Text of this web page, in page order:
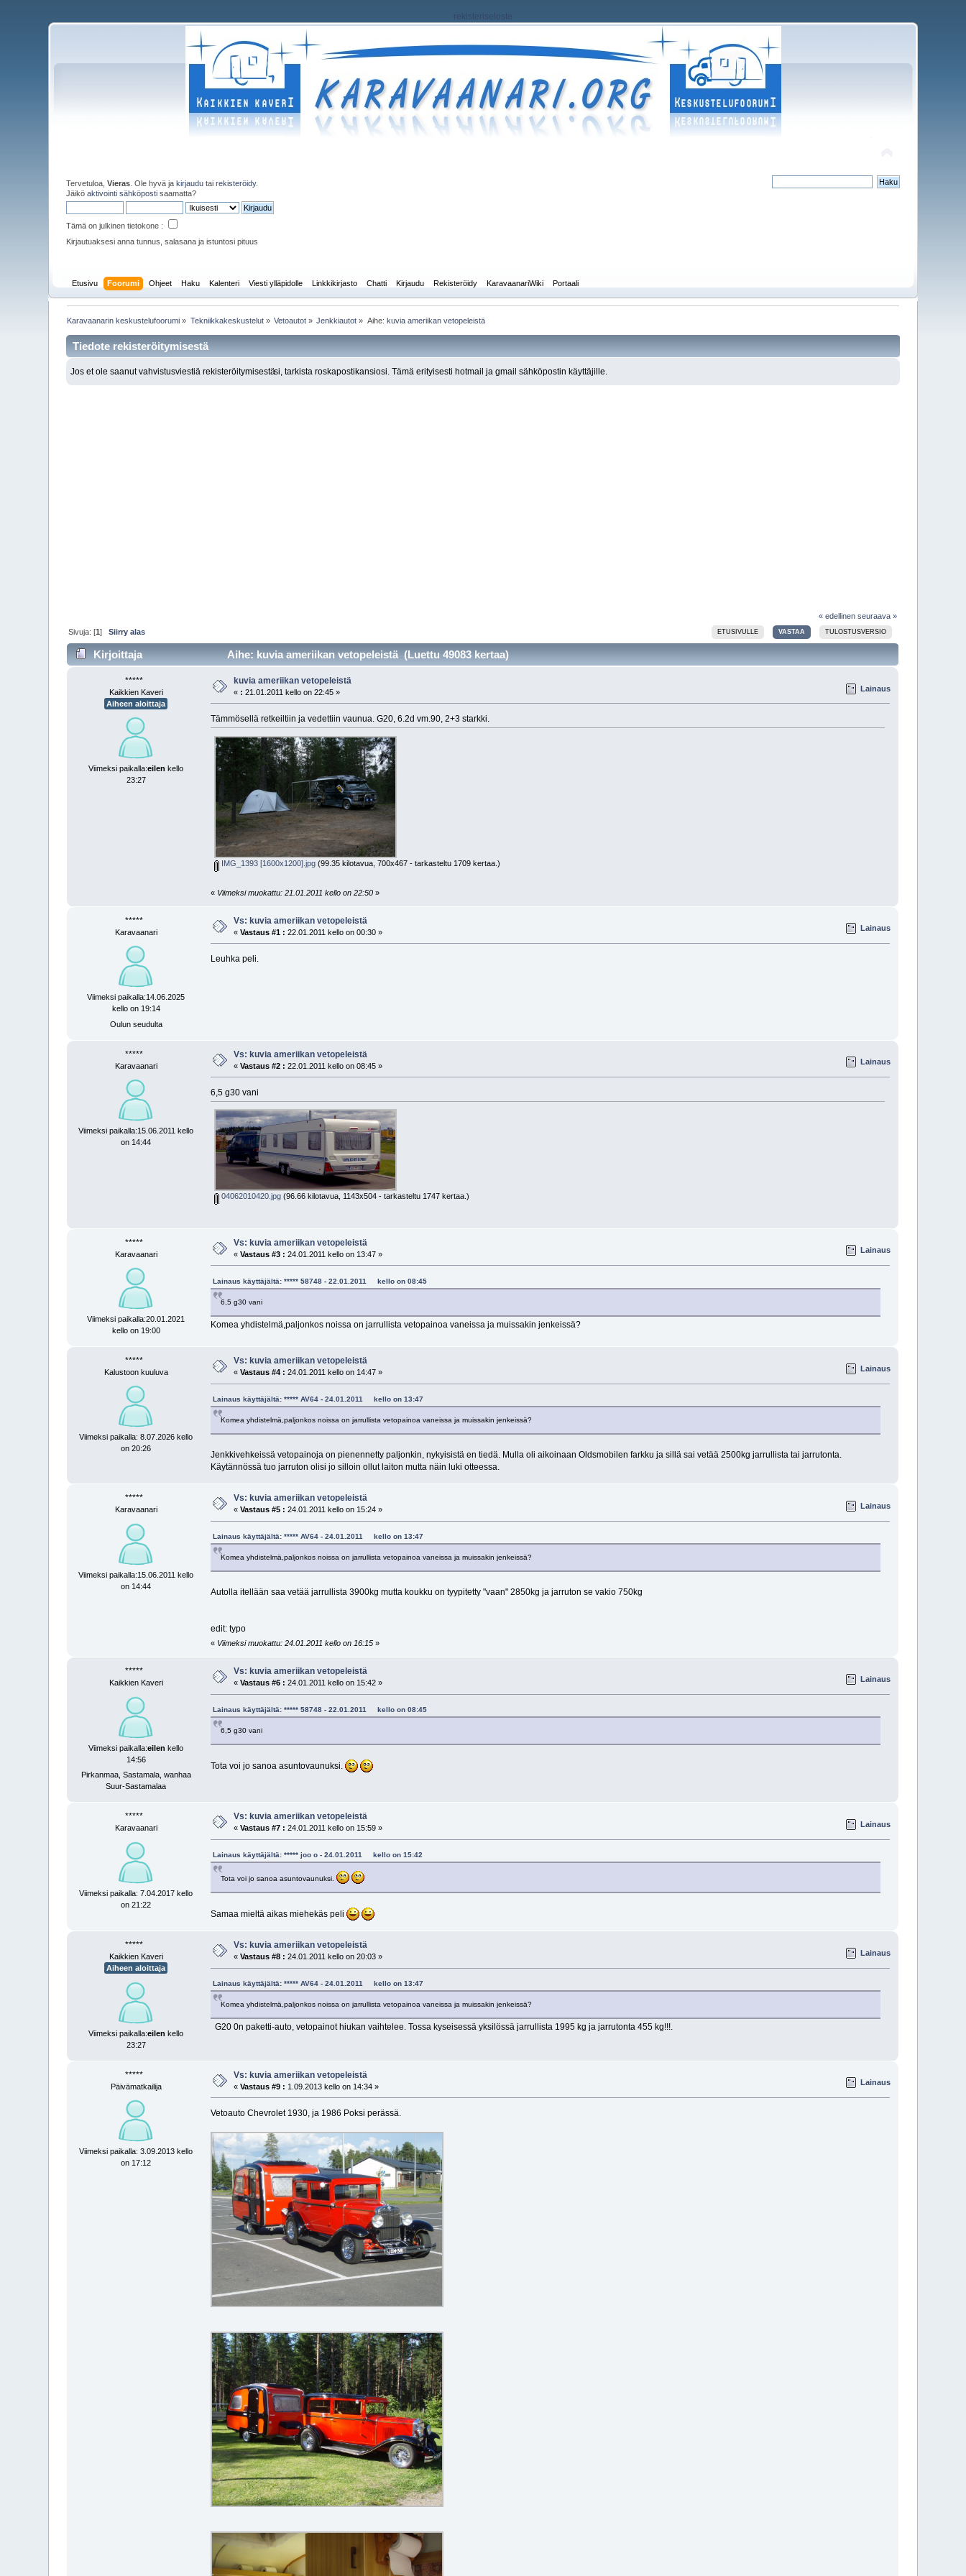
rekisteriseloste
Tervetuloa,Vieras . Ole hyvä jakirjaudu tairekisteröidy.
Jäiköaktivointi sähköposti saamatta?
Tämä on julkinen tietokone :
Kirjautuaksesi anna tunnus, salasana ja istuntosi pituus
Etusivu Foorumi Ohjeet Haku Kalenteri Viesti ylläpidolle Linkkikirjasto Chatti Kirjaudu Rekisteröidy KaravaanariWiki Portaali
Karavaanarin keskustelufoorumi » Tekniikkakeskustelut» Vetoautot » Jenkkiautot » Aihe: kuvia ameriikan vetopeleistä
Tiedote rekisteröitymisestä
Jos et ole saanut vahvistusviestiä rekisteröitymisestäsi, tarkista roskapostikansiosi. Tämä erityisesti hotmail ja gmail sähköpostin käyttäjille.
« edellinen seuraava »
ETUSIVULLE VASTAA TULOSTUSVERSIO
Sivuja: [1]Siirry alas
Kirjoittaja Aihe: kuvia ameriikan vetopeleistä (Luettu 49083 kertaa)
*****
Kaikkien Kaveri
Aiheen aloittaja
Viimeksi paikalla:eilen kello
23:27
kuvia ameriikan vetopeleistä
« : 21.01.2011 kello on 22:45 » Lainaus
Tämmösellä retkeiltiin ja vedettiin vaunua. G20, 6.2d vm.90, 2+3 starkki.
IMG_1393 [1600x1200].jpg (99.35 kilotavua, 700x467 - tarkasteltu 1709 kertaa.)
« Viimeksi muokattu: 21.01.2011 kello on 22:50 »
*****
Karavaanari
Viimeksi paikalla:14.06.2025
kello on 19:14
Oulun seudulta
Vs: kuvia ameriikan vetopeleistä
«Vastaus #1 : 22.01.2011 kello on 00:30 » Lainaus
Leuhka peli.
*****
Karavaanari
Viimeksi paikalla:15.06.2011 kello
on 14:44
Vs: kuvia ameriikan vetopeleistä
«Vastaus #2 : 22.01.2011 kello on 08:45 » Lainaus
6,5 g30 vani
04062010420.jpg (96.66 kilotavua, 1143x504 - tarkasteltu 1747 kertaa.)
*****
Karavaanari
Viimeksi paikalla:20.01.2021
kello on 19:00
Vs: kuvia ameriikan vetopeleistä
«Vastaus #3 : 24.01.2011 kello on 13:47 » Lainaus
Lainaus käyttäjältä: ***** 58748 - 22.01.2011 kello on 08:45
6,5 g30 vani
Komea yhdistelmä,paljonkos noissa on jarrullista vetopainoa vaneissa ja muissakin jenkeissä?
*****
Kalustoon kuuluva
Viimeksi paikalla: 8.07.2026 kello
on 20:26
Vs: kuvia ameriikan vetopeleistä
«Vastaus #4 : 24.01.2011 kello on 14:47 » Lainaus
Lainaus käyttäjältä: ***** AV64 - 24.01.2011 kello on 13:47
Komea yhdistelmä,paljonkos noissa on jarrullista vetopainoa vaneissa ja muissakin jenkeissä?
Jenkkivehkeissä vetopainoja on pienennetty paljonkin, nykyisistä en tiedä. Mulla oli aikoinaan Oldsmobilen farkku ja sillä sai vetää 2500kg jarrullista tai jarrutonta.
Käytännössä tuo jarruton olisi jo silloin ollut laiton mutta näin luki otteessa.
*****
Karavaanari
Viimeksi paikalla:15.06.2011 kello
on 14:44
Vs: kuvia ameriikan vetopeleistä
«Vastaus #5 : 24.01.2011 kello on 15:24 » Lainaus
Lainaus käyttäjältä: ***** AV64 - 24.01.2011 kello on 13:47
Komea yhdistelmä,paljonkos noissa on jarrullista vetopainoa vaneissa ja muissakin jenkeissä?
Autolla itellään saa vetää jarrullista 3900kg mutta koukku on tyypitetty "vaan" 2850kg ja jarruton se vakio 750kg
edit: typo
« Viimeksi muokattu: 24.01.2011 kello on 16:15 »
*****
Kaikkien Kaveri
Viimeksi paikalla:eilen kello
14:56
Pirkanmaa, Sastamala, wanhaa
Suur-Sastamalaa
Vs: kuvia ameriikan vetopeleistä
«Vastaus #6 : 24.01.2011 kello on 15:42 » Lainaus
Lainaus käyttäjältä: ***** 58748 - 22.01.2011 kello on 08:45
6,5 g30 vani
Tota voi jo sanoa asuntovaunuksi.
*****
Karavaanari
Viimeksi paikalla: 7.04.2017 kello
on 21:22
Vs: kuvia ameriikan vetopeleistä
«Vastaus #7 : 24.01.2011 kello on 15:59 » Lainaus
Lainaus käyttäjältä: ***** joo o - 24.01.2011 kello on 15:42
Tota voi jo sanoa asuntovaunuksi.
Samaa mieltä aikas miehekäs peli
*****
Kaikkien Kaveri
Aiheen aloittaja
Viimeksi paikalla:eilen kello
23:27
Vs: kuvia ameriikan vetopeleistä
«Vastaus #8 : 24.01.2011 kello on 20:03 » Lainaus
Lainaus käyttäjältä: ***** AV64 - 24.01.2011 kello on 13:47
Komea yhdistelmä,paljonkos noissa on jarrullista vetopainoa vaneissa ja muissakin jenkeissä?
G20 0n paketti-auto, vetopainot hiukan vaihtelee. Tossa kyseisessä yksilössä jarrullista 1995 kg ja jarrutonta 455 kg!!!.
*****
Päivämatkailija
Viimeksi paikalla: 3.09.2013 kello
on 17:12
Vs: kuvia ameriikan vetopeleistä
«Vastaus #9 : 1.09.2013 kello on 14:34 » Lainaus
Vetoauto Chevrolet 1930, ja 1986 Poksi perässä.